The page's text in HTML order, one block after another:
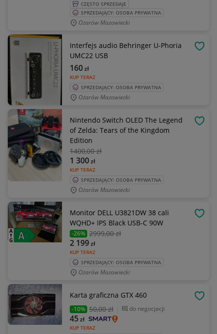
CZĘSTO SPRZEDAJE
SPRZEDAJĄCY: OSOBA PRYWATNA
Ożarów Mazowiecki
Interfejs audio Behringer U-Phoria
UMC22 USB
KUP TERAZ
160zł
SPRZEDAJĄCY: OSOBA PRYWATNA
Ożarów Mazowiecki
Nintendo Switch OLED The Legend
of Zelda: Tears of the Kingdom
Edition
1400,00 zł
KUP TERAZ
1 300zł
SPRZEDAJĄCY: OSOBA PRYWATNA
Ożarów Mazowiecki
Monitor DELL U3821DW 38 cali
WQHD+ IPS Black USB-C 90W
-26% 2999,00 zł
KUP TERAZ
2 199zł
SPRZEDAJĄCY: OSOBA PRYWATNA
Ożarów Mazowiecki
Karta graficzna GTX 460
-10% 50,00 zł do negocjacji
KUP TERAZ
45zł